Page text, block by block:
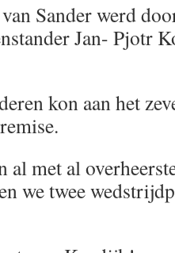
Sander werd
Jan- Pjotr
kon aan het
met al
we twee